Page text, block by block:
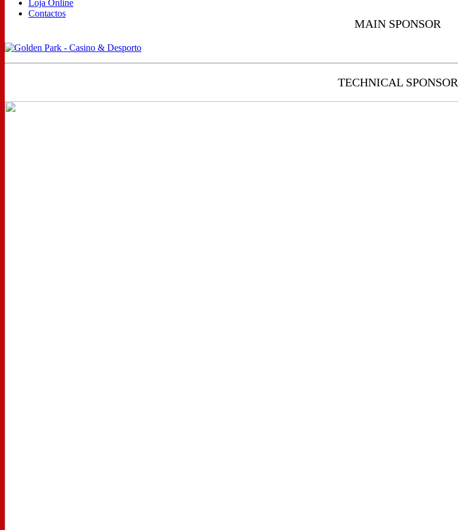
Loja Online
Contactos
MAIN SPONSOR
TECHNICAL SPONSOR